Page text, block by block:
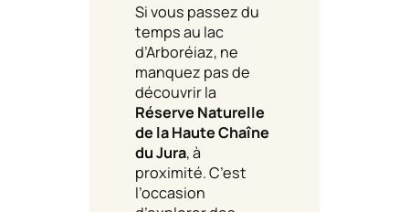
Si vous passez du
temps au lac
d’Arboréiaz, ne
manquez pas de
découvrir la
Réserve Naturelle
de la Haute Chaîne
du Jura, à
proximité. C’est
l’occasion